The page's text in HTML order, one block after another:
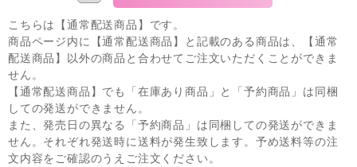
こちらは【通常配送商品】です。
商品ページ内に【通常配送商品】と記載のある商品は、【通常
配送商品】以外の商品と合わせてご注文いただくことができま
せん。
【通常配送商品】でも「在庫あり商品」と「予約商品」は同梱
しての発送ができません。
また、発売日の異なる「予約商品」は同梱しての発送ができま
せん。それぞれ発送時に送料が発生致します。予め送料等の注
文内容をご確認のうえご注文ください。